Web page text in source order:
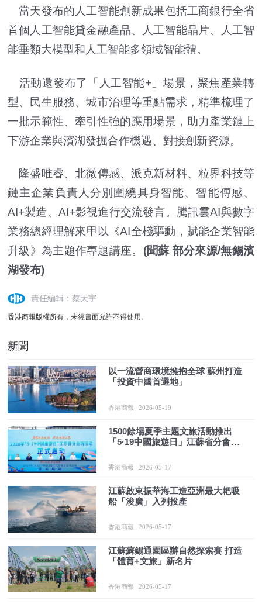
當天發布的人工智能創新成果包括工商銀行全省
首個人工智能貸金融產品、人工智能晶片、人工智
能垂類大模型和人工智能多領域智能體。
活動還發布了「人工智能+」場景，聚焦產業轉
型、民生服務、城市治理等重點需求，精準梳理了
一批示範性、牽引性強的應用場景，助力產業鏈上
下游企業與濱湖發掘合作機遇、對接創新資源。
隆盛唯睿、北微傳感、派克新材料、粒界科技等
鏈主企業負責人分別圍繞具身智能、智能傳感、
AI+製造、AI+影視進行交流發言。騰訊雲AI與數字
業務總經理解來甲以《AI全棧驅動，賦能企業智能
升級》為主題作專題講座。 (聞蘇 部分來源/無錫濱
湖發布)
責任編輯：蔡天宇
香港商報版權所有，未經書面允許不得使用。
新聞
以一流營商環境擁抱全球 蘇州打造
「投資中國首選地」
香港商報 2026-05-19
1500餘場夏季主題文旅活動推出
「5·19中國旅遊日」江蘇省分會場
香港商報 2026-05-17
江蘇啟東振華海工造亞洲最大耙吸
船「浚廣」入列投產
香港商報 2026-05-17
江蘇蘇錫通園區辦自然探索賽 打造
「體育+文旅」新名片
香港商報 2026-05-17